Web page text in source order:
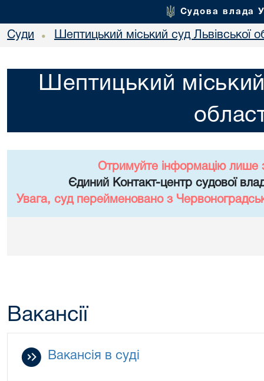
Судова влада
Суди • Шептицький міський суд Львівської
Шептицький міський
Отримуйте інформацію лише
Єдиний Контакт-центр судової
Увага, суд перейменовано з
Вакансії
Вакансія в суді